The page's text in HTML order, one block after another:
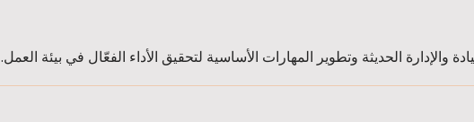
والإدارة الحديثة وتطوير المهارات الأساسية لتحقيق الأداء الفعّال في بيئة العمل.